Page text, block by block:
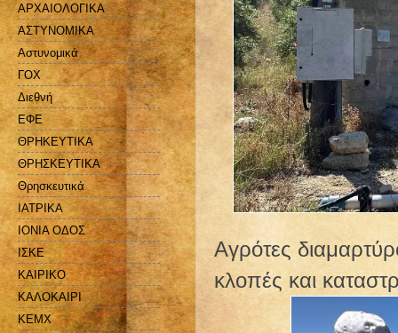
Αγρότες
κλοπές και
ΑΡΧΑΙΟΛΟΓΙΚΑ
ΑΣΤΥΝΟΜΙΚΑ
Αστυνομικά
ΓΟΧ
Διεθνή
ΕΦΕ
ΘΡΗΚΕΥΤΙΚΑ
ΘΡΗΣΚΕΥΤΙΚΑ
Θρησκευτικά
ΙΑΤΡΙΚΑ
ΙΟΝΙΑ ΟΔΟΣ
ΙΣΚΕ
ΚΑΙΡΙΚΟ
ΚΑΛΟΚΑΙΡΙ
ΚΕΜΧ